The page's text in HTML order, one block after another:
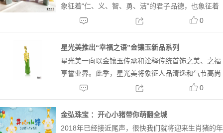
象征着“仁、义、智、勇、洁”的君子品德，也象征着
“美好、高贵、吉祥、温柔、安谧”的世俗情感。就像
爸爸一样，将这些美德与情感在岁月里逐渐融进我们
的精神与人格。为感恩父亲在岁月里，教会我们做人
的格...
0
星光美推出“幸福之语”金镶玉新品系列
星光美一向以金镶玉传承和诠释传统首饰之美、之福
享誉业界。此季，星光美将象征人品清逸和气节高尚
竹子作为首饰设计素材的主体，配以寓意幸福、甜蜜
的时尚或传统元素，让“幸福之语”金镶玉新品系列别
致而优雅。幸福之语系列，采用了行业传统的金包玉
工艺，结...
0
金弘珠宝 ：开心小猪带你萌翻全城
2018年已经接近尾声，很快我们就将迎来生肖猪的年